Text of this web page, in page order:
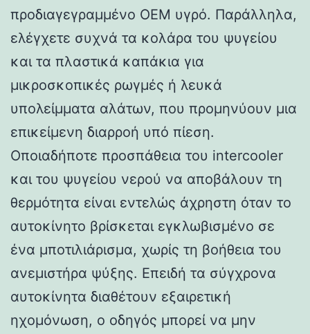
προδιαγεγραμμένο OEM υγρό. Παράλληλα,
ελέγχετε συχνά τα κολάρα του ψυγείου
και τα πλαστικά καπάκια για
μικροσκοπικές ρωγμές ή λευκά
υπολείμματα αλάτων, που προμηνύουν μια
επικείμενη διαρροή υπό πίεση.
Οποιαδήποτε προσπάθεια του intercooler
και του ψυγείου νερού να αποβάλουν τη
θερμότητα είναι εντελώς άχρηστη όταν το
αυτοκίνητο βρίσκεται εγκλωβισμένο σε
ένα μποτιλιάρισμα, χωρίς τη βοήθεια του
ανεμιστήρα ψύξης. Επειδή τα σύγχρονα
αυτοκίνητα διαθέτουν εξαιρετική
ηχομόνωση, ο οδηγός μπορεί να μην